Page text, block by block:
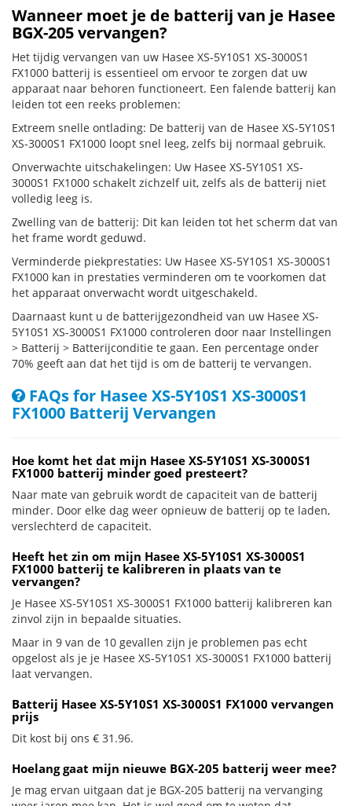
Wanneer moet je de batterij van je Hasee
BGX-205 vervangen?
Het tijdig vervangen van uw Hasee XS-5Y10S1 XS-3000S1
FX1000 batterij is essentieel om ervoor te zorgen dat uw
apparaat naar behoren functioneert. Een falende batterij kan
leiden tot een reeks problemen:
Extreem snelle ontlading: De batterij van de Hasee XS-5Y10S1
XS-3000S1 FX1000 loopt snel leeg, zelfs bij normaal gebruik.
Onverwachte uitschakelingen: Uw Hasee XS-5Y10S1 XS-
3000S1 FX1000 schakelt zichzelf uit, zelfs als de batterij niet
volledig leeg is.
Zwelling van de batterij: Dit kan leiden tot het scherm dat van
het frame wordt geduwd.
Verminderde piekprestaties: Uw Hasee XS-5Y10S1 XS-3000S1
FX1000 kan in prestaties verminderen om te voorkomen dat
het apparaat onverwacht wordt uitgeschakeld.
Daarnaast kunt u de batterijgezondheid van uw Hasee XS-
5Y10S1 XS-3000S1 FX1000 controleren door naar Instellingen
> Batterij > Batterijconditie te gaan. Een percentage onder
70% geeft aan dat het tijd is om de batterij te vervangen.
FAQs for Hasee XS-5Y10S1 XS-3000S1
FX1000 Batterij Vervangen
Hoe komt het dat mijn Hasee XS-5Y10S1 XS-3000S1
FX1000 batterij minder goed presteert?
Naar mate van gebruik wordt de capaciteit van de batterij
minder. Door elke dag weer opnieuw de batterij op te laden,
verslechterd de capaciteit.
Heeft het zin om mijn Hasee XS-5Y10S1 XS-3000S1
FX1000 batterij te kalibreren in plaats van te
vervangen?
Je Hasee XS-5Y10S1 XS-3000S1 FX1000 batterij kalibreren kan
zinvol zijn in bepaalde situaties.
Maar in 9 van de 10 gevallen zijn je problemen pas echt
opgelost als je je Hasee XS-5Y10S1 XS-3000S1 FX1000 batterij
laat vervangen.
Batterij Hasee XS-5Y10S1 XS-3000S1 FX1000 vervangen
prijs
Dit kost bij ons € 31.96.
Hoelang gaat mijn nieuwe BGX-205 batterij weer mee?
Je mag ervan uitgaan dat je BGX-205 batterij na vervanging